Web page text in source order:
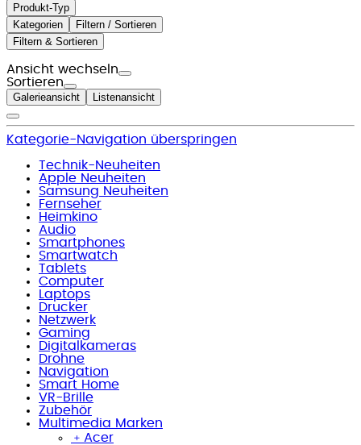
Produkt-Typ
Kategorien
Filtern / Sortieren
Filtern & Sortieren
Ansicht wechseln
Sortieren
Galerieansicht Listenansicht
Kategorie-Navigation überspringen
Technik-Neuheiten
Apple Neuheiten
Samsung Neuheiten
Fernseher
Heimkino
Audio
Smartphones
Smartwatch
Tablets
Computer
Laptops
Drucker
Netzwerk
Gaming
Digitalkameras
Drohne
Navigation
Smart Home
VR-Brille
Zubehör
Multimedia Marken
﹢ Acer